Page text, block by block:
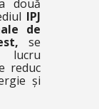
două
IPJ
de
se
lucru
reduc
și